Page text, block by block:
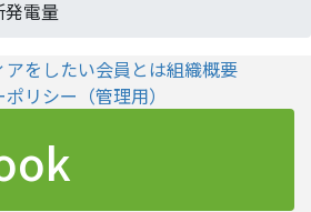
電量
アをしたい会員とは組織概要
ポリシー （管理用）